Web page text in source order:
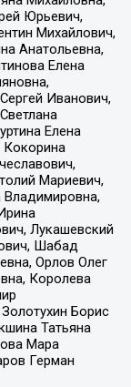
Юрьевич,
Михайлович,
Анатольевна,
Елена
Иванович,
Елена
Мариевич,
Лукашевский
Шабад
Орлов Олег
Королева
Борис
Татьяна
Мара
Герман